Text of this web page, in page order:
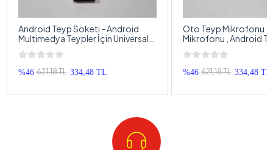
Android Teyp Soketi - Android
Multimedya Teypler İçin Universal
Teyp Soketi - Android Oem
Double Teyp Soketi
%46 621,18 TL 334,48 TL
Oto Teyp Mikrofonu ,
Mikrofonu , Android
uyumlu Teyp
%46 621,18 TL 334,48 TL